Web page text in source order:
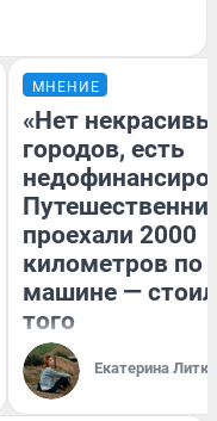
МНЕНИЕ
«Нет
городов, есть
проехали 2000
километров по
машине —
того
Екатерина